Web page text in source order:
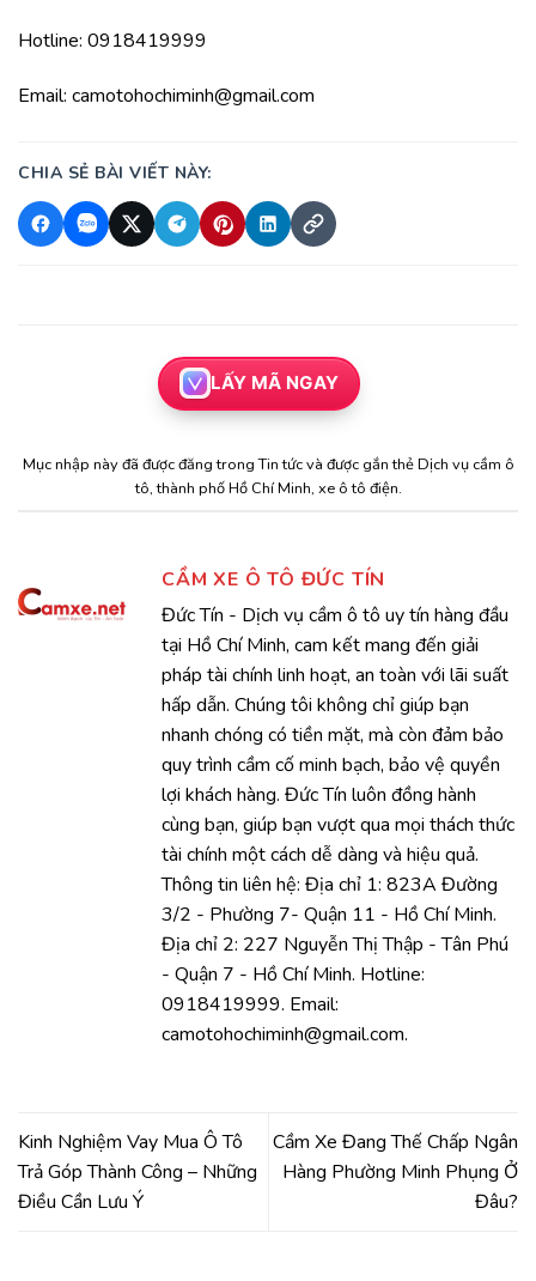
Hotline: 0918419999
Email: camotohochiminh@gmail.com
CHIA SẺ BÀI VIẾT NÀY:
LẤY MÃ NGAY
Mục nhập này đã được đăng trongTin tứcvà được gắn thẻDịch vụ cầm ô
tô,thành phố Hồ Chí Minh, xe ô tô điện.
CẦM XE Ô TÔ ĐỨC TÍN
Đức Tín - Dịch vụ cầm ô tô uy tín hàng đầu
tại Hồ Chí Minh, cam kết mang đến giải
pháp tài chính linh hoạt, an toàn với lãi suất
hấp dẫn. Chúng tôi không chỉ giúp bạn
nhanh chóng có tiền mặt, mà còn đảm bảo
quy trình cầm cố minh bạch, bảo vệ quyền
lợi khách hàng. Đức Tín luôn đồng hành
cùng bạn, giúp bạn vượt qua mọi thách thức
tài chính một cách dễ dàng và hiệu quả.
Thông tin liên hệ: Địa chỉ 1: 823A Đường
3/2 - Phường 7- Quận 11 - Hồ Chí Minh.
Địa chỉ 2: 227 Nguyễn Thị Thập - Tân Phú
- Quận 7 - Hồ Chí Minh. Hotline:
0918419999. Email:
camotohochiminh@gmail.com.
Kinh Nghiệm Vay Mua Ô Tô
Trả Góp Thành Công – Những
Điều Cần Lưu Ý
Cầm Xe Đang Thế Chấp Ngân
Hàng Phường Minh Phụng Ở
Đâu?